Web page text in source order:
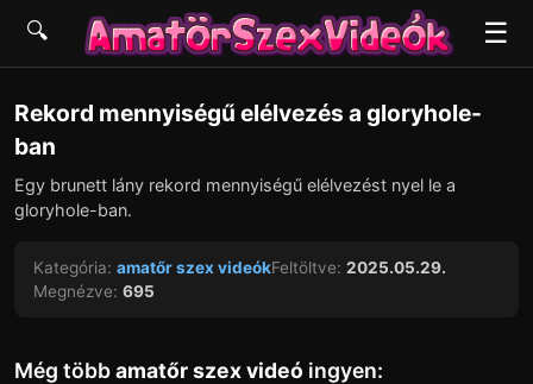
☰
🔍
▶
Rekord mennyiségű elélvezés a gloryhole-
ban
Egy brunett lány rekord mennyiségű elélvezést nyel le a
gloryhole-ban.
Kategória: amatőr szex videókFeltöltve: 2025.05.29.
Megnézve: 695
Még többamatőr szex videó ingyen: